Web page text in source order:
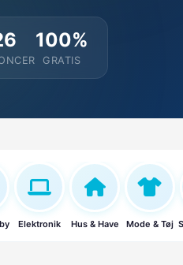
100%
GRATIS
Elektronik Hus & Have Mode & Tøj